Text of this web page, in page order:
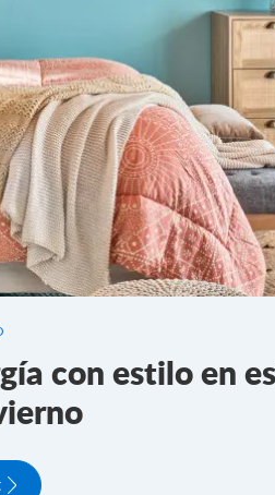
con estilo en